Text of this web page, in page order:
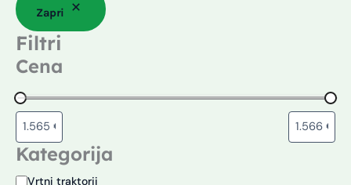
Zapri
Filtri
Cena
Kategorija
Vrtni traktorji